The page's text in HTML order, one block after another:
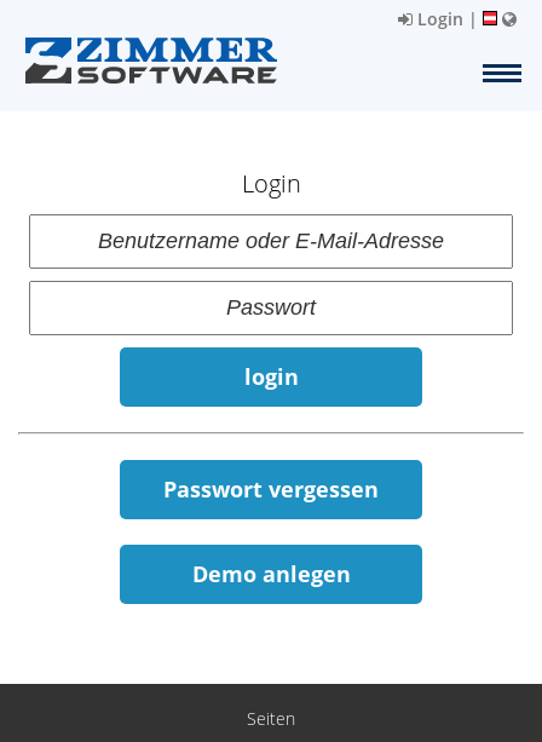
Login |
Login
login
Passwort vergessen
Demo anlegen
Seiten